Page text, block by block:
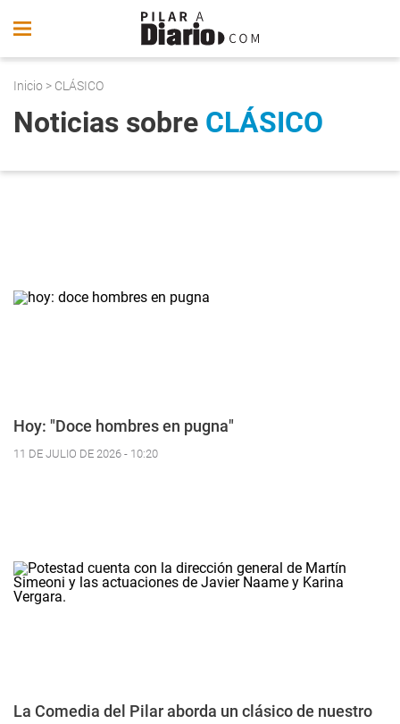
Inicio > CLÁSICO
Noticias sobre CLÁSICO
Hoy: "Doce hombres en pugna"
11 DE JULIO DE 2026 - 10:20
La Comedia del Pilar aborda un clásico de nuestro